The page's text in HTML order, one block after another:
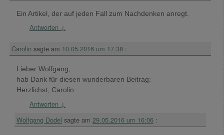
Ein Artikel, der auf jeden Fall zum Nachdenken anregt.
Antworten ↓
Carolin sagte am 10.05.2016 um 17:38 :
Lieber Wolfgang,
hab Dank für diesen wunderbaren Beitrag:
Herzlichst, Carolin
Antworten ↓
Wolfgang Dodel sagte am 29.05.2016 um 16:06 :